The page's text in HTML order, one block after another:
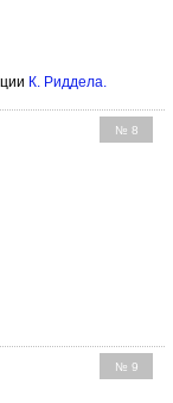
К. Риддела
№ 8
№ 9